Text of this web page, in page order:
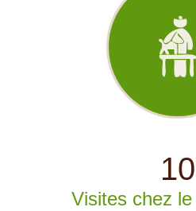
10
Visites chez